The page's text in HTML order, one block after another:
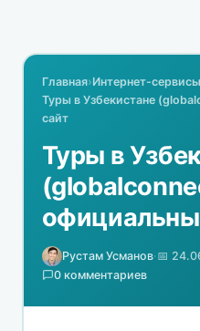
Главная›Интернет-сервисы
Туры в Узбекистане
сайт
Туры в
Рустам Усманов·📅
0 комментариев